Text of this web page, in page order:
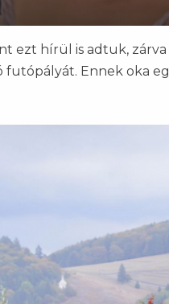
ezt hírül is adtuk,
Ennek oka